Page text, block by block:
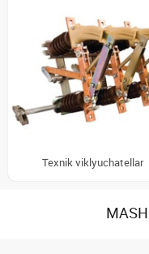
Texnik viklyuchatellar